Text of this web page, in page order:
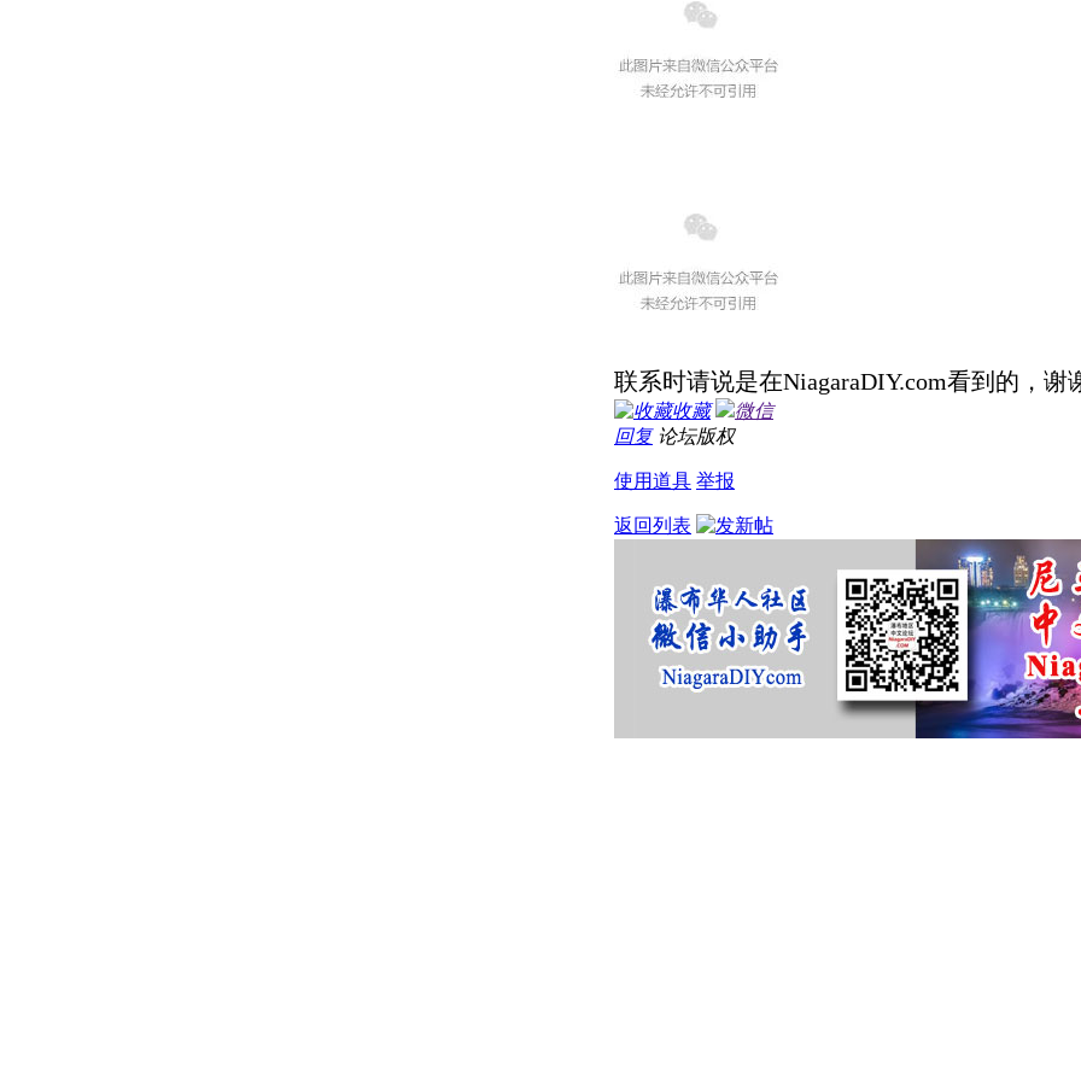
联系时请说是在NiagaraDIY.com看到的，谢
收藏
微信
回复 论坛版权
使用道具 举报
返回列表